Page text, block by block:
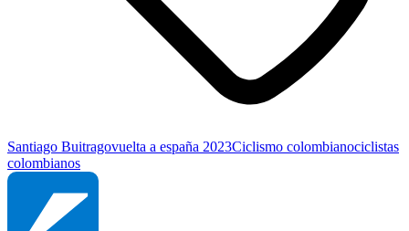
Santiago Buitragovuelta a españa 2023Ciclismo colombianociclistas
colombianos